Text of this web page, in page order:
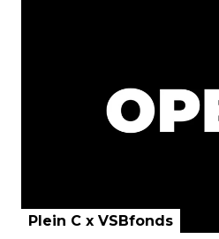
Plein C x VSBfonds